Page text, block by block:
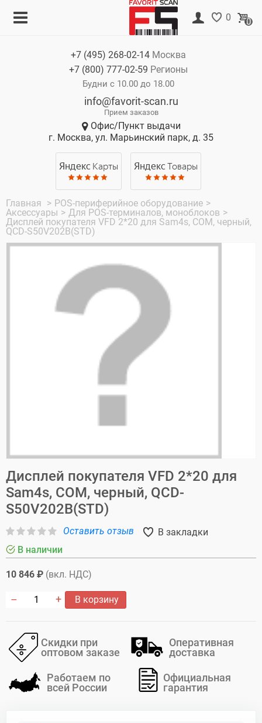
0 0
+7 (495) 268-02-14 Москва
+7 (800) 777-02-59 Регионы
Будни с 10.00 до 18.00
info@favorit-scan.ru
Прием заказов
Офис/Пункт выдачи
г. Москва, ул. Марьинский парк, д. 35
Яндекс Карты Яндекс Товары
Главная > POS-периферийное оборудование >
Аксессуары > Для POS-терминалов, моноблоков >
Дисплей покупателя VFD 2*20 для Sam4s, COM, черный,
QCD-S50V202B(STD)
Дисплей покупателя VFD 2*20 для
Sam4s, COM, черный, QCD-
S50V202B(STD)
Оставить отзыв
В закладки
В наличии
10 846 ₽ (вкл. НДС)
В корзину
Скидки при
оптовом заказе
Оперативная
доставка
Работаем по
всей России
Официальная
гарантия
Корзина
Нет товаров